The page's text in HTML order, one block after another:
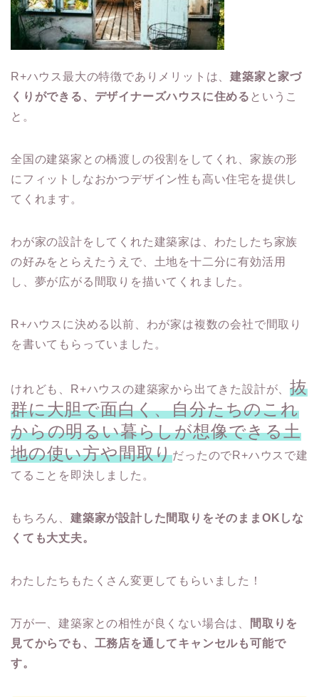
R+ハウス最大の特徴でありメリットは、建築家と家づ
くりができる、デザイナーズハウスに住める というこ
と。
全国の建築家との橋渡しの役割をしてくれ、家族の形
にフィットしなおかつデザイン性も高い住宅を提供し
てくれます。
わが家の設計をしてくれた建築家は、わたしたち家族
の好みをとらえたうえで、土地を十二分に有効活用
し、夢が広がる間取りを描いてくれました。
R+ハウスに決める以前、わが家は複数の会社で間取り
を書いてもらっていました。
けれども、R+ハウスの建築家から出てきた設計が、抜
群に大胆で面白く、自分たちのこれ
からの明るい暮らしが想像できる土
地の使い方や間取りだったのでR+ハウスで建
てることを即決しました。
もちろん、 建築家が設計した間取りをそのままOKしな
くても大丈夫。
わたしたちもたくさん変更してもらいました！
万が一、建築家との相性が良くない場合は、
間取りを
見てからでも、工務店を通してキャンセルも可能で
す。